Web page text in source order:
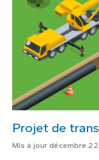
Projet de
Mis à jour décembre